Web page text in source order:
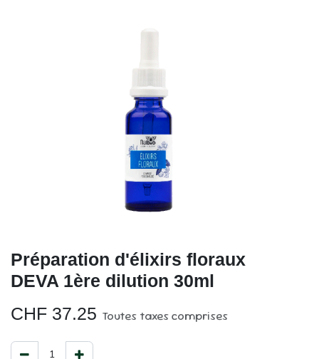
Préparation d'élixirs floraux
DEVA 1ère dilution 30ml
CHF 37.25 Toutes taxes comprises